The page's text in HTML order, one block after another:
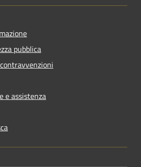
pubblica
e assistenza